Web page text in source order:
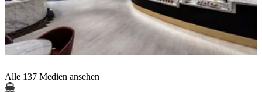
Alle 137 Medien ansehen